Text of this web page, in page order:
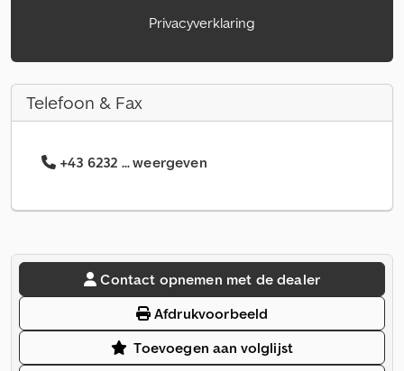
Privacyverklaring
Telefoon & Fax
+43 6232 ... weergeven
Contact opnemen met de dealer
Afdrukvoorbeeld
Toevoegen aan volglijst